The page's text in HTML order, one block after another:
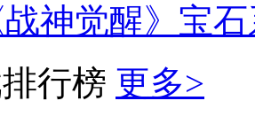
战神觉醒》宝
行榜 更多>